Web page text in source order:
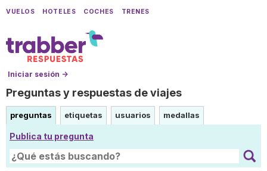
VUELOS HOTELES COCHES TRENES
Iniciar sesión →
Preguntas y respuestas de viajes
preguntas etiquetas usuarios medallas
Publica tu pregunta